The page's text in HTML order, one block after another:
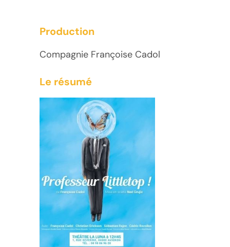
Production
Compagnie Françoise Cadol
Le résumé